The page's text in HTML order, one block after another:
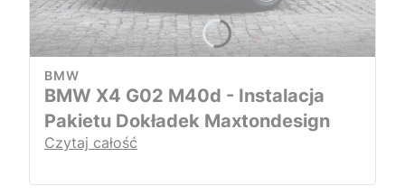
BMW
BMW X4 G02 M40d - Instalacja
Pakietu Dokładek Maxtondesign
Czytaj całość